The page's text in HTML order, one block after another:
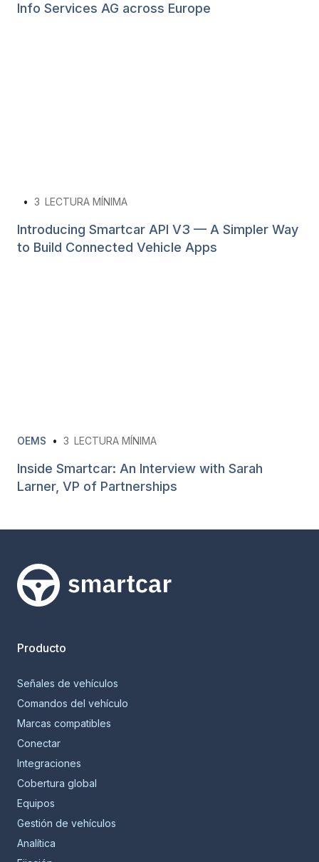
Info Services AG across Europe
• 3 LECTURA MÍNIMA
Introducing Smartcar API V3 — A Simpler Way
to Build Connected Vehicle Apps
OEMS • 3 LECTURA MÍNIMA
Inside Smartcar: An Interview with Sarah
Larner, VP of Partnerships
Smartcar home
Producto
Señales de vehículos
Comandos del vehículo
Marcas compatibles
Conectar
Integraciones
Cobertura global
Equipos
Gestión de vehículos
Analítica